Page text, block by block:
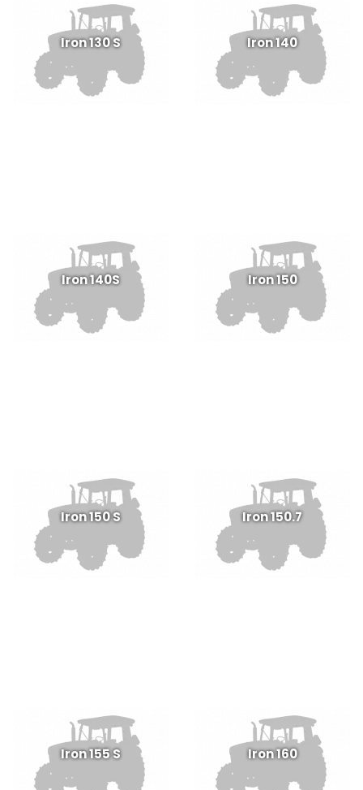
Iron 130 S Iron 140
Iron 140S Iron 150
Iron 150 S Iron 150.7
Iron 155 S Iron 160